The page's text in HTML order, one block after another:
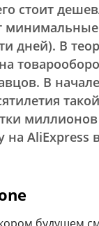
стоит
минимальные
дней). В
В начале
на AliExpress